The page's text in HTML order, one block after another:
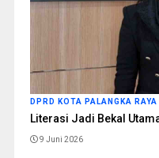
DPRD KOTA PALANGKA RAYA
Literasi Jadi Bekal
9 Juni 2026